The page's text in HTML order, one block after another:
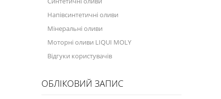
Обладнання
Догляд за кондиціонером
Клеї і герметики
Мастила
Напівсинтетичні оливи
Мінеральні оливи
Моторні оливи LIQUI MOLY
Відгуки користувачів
ОБЛІКОВИЙ ЗАПИС